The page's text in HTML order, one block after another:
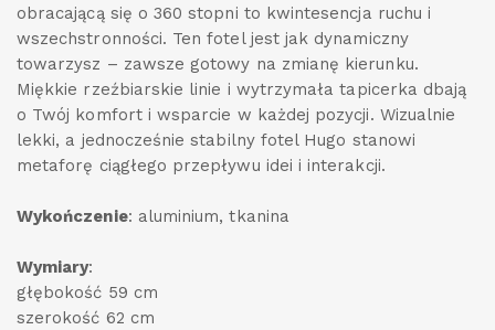
obracającą się o 360 stopni to kwintesencja ruchu i
wszechstronności. Ten fotel jest jak dynamiczny
towarzysz – zawsze gotowy na zmianę kierunku.
Miękkie rzeźbiarskie linie i wytrzymała tapicerka dbają
o Twój komfort i wsparcie w każdej pozycji. Wizualnie
lekki, a jednocześnie stabilny fotel Hugo stanowi
metaforę ciągłego przepływu idei i interakcji.
Wykończenie: aluminium, tkanina
Wymiary:
głębokość 59 cm
szerokość 62 cm